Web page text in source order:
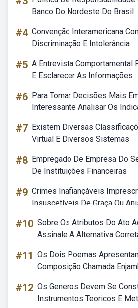
Banco Do Nordeste Do Brasil
#4 Convenção Interamericana
Discriminação E Intolerância
#5 A Entrevista Comportamental
E Esclarecer As Informações
#6 Para Tomar Decisões Mais
Interessante Analisar Os
#7 Existem Diversas
Virtual E Diversos Sistemas
#8 Empregado De Empresa Do
De Instituições Financeiras
#9 Crimes Inafiançáveis
Insuscetíveis De Graça Ou
#10 Sobre Os Atributos Do Ato
Assinale A Alternativa
#11 Os Dois Poemas
Composição Chamada
#12 Os Generos Devem Se
Instrumentos Teoricos E